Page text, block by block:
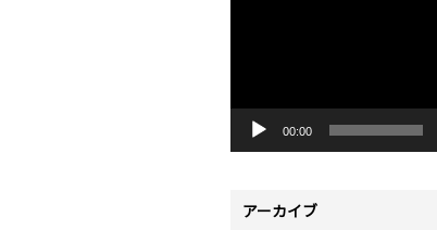
ヤ
00:00
アーカイブ